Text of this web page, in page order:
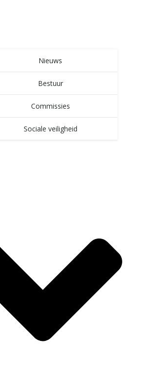
Nieuws
Bestuur
Commissies
Sociale veiligheid